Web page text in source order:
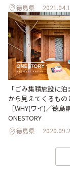
徳島県
「ごみ集積施設に
から見えてくるもの
［WHY(ワイ)／徳島県
ONESTORY
徳島県